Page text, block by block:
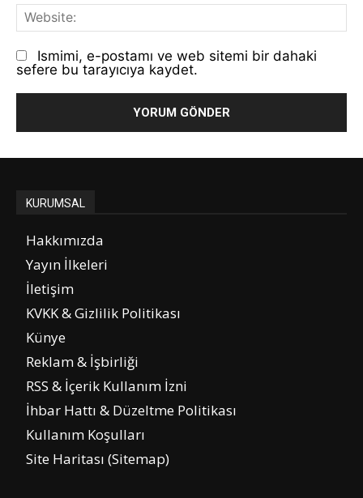
Ismimi, e-postamı ve web sitemi bir dahaki
sefere bu tarayıcıya kaydet.
KURUMSAL
Hakkımızda
Yayın İlkeleri
İletişim
KVKK & Gizlilik Politikası
Künye
Reklam & İşbirliği
RSS & İçerik Kullanım İzni
İhbar Hattı & Düzeltme Politikası
Kullanım Koşulları
Site Haritası (Sitemap)